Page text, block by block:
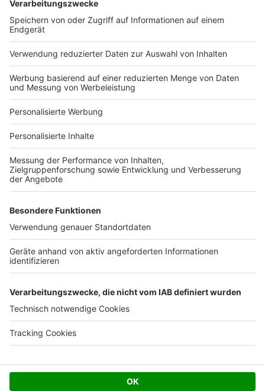
Bauprojekt-Quiz
Häuser-Suche
Hausanbieter-Suche
Bauprojekt-Profil
Für Unternehmen
Ihre Baufirma auf bauen.de
Kostenloses Infogespräch